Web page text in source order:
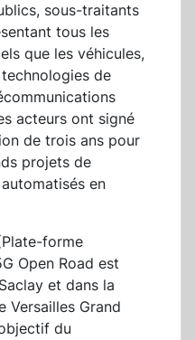
sous-traitants
tous les
que les véhicules,
de
acteurs ont signé
de trois ans pour
projets de
en
forme
Open Road est
et dans la
Versailles Grand
du